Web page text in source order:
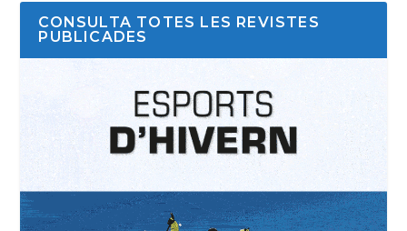
CONSULTA TOTES LES REVISTES
PUBLICADES